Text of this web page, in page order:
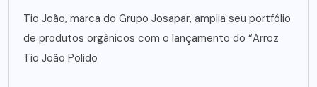
Tio João, marca do Grupo Josapar, amplia seu portfólio
de produtos orgânicos com o lançamento do “Arroz
Tio João Polido